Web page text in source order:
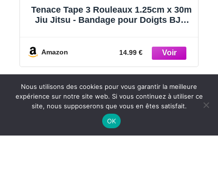
Tenace Tape 3 Rouleaux 1.25cm x 30m
Jiu Jitsu - Bandage pour Doigts BJJ,
Amazon 14.99 €
Nous utilisons des cookies pour vous garantir la meilleure
expérience sur notre site web. Si vous continuez à utiliser ce
site, nous supposerons que vous en êtes satisfait.
OK